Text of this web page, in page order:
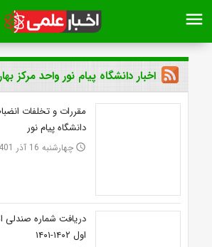
menu
اخبار دانشگاه پیام نور واحد مرکز
مقررات و تخلفات
دانشگاه پیام نور
access_time چهارشنبه 16 آذر 1401
دریافت شماره صندلی
اول ۱۴۰۲-۱۴۰۱